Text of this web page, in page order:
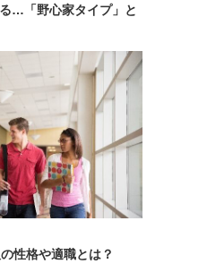
…「野心家タイプ」と
性格や適職とは？